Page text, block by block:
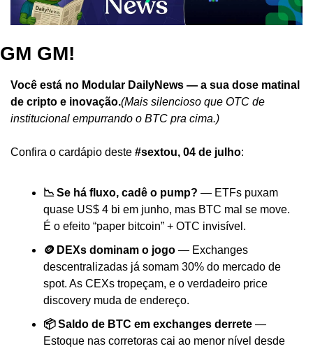
GM GM!
Você está no Modular DailyNews — a sua dose matinal
de cripto e inovação.(Mais silencioso que OTC de
institucional empurrando o BTC pra cima.)
Confira o cardápio deste #sextou, 04 de julho:
📉 Se há fluxo, cadê o pump? — ETFs puxam
quase US$ 4 bi em junho, mas BTC mal se move.
É o efeito “paper bitcoin” + OTC invisível.
🪙 DEXs dominam o jogo — Exchanges
descentralizadas já somam 30% do mercado de
spot. As CEXs tropeçam, e o verdadeiro price
discovery muda de endereço.
📦 Saldo de BTC em exchanges derrete —
Estoque nas corretoras cai ao menor nível desde